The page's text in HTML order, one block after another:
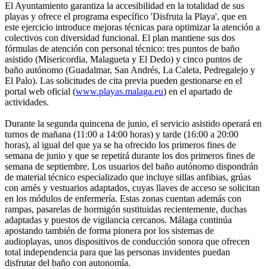
El Ayuntamiento garantiza la accesibilidad en la totalidad de sus
playas y ofrece el programa específico 'Disfruta la Playa', que en
este ejercicio introduce mejoras técnicas para optimizar la atención a
colectivos con diversidad funcional. El plan mantiene sus dos
fórmulas de atención con personal técnico: tres puntos de baño
asistido (Misericordia, Malagueta y El Dedo) y cinco puntos de
baño autónomo (Guadalmar, San Andrés, La Caleta, Pedregalejo y
El Palo). Las solicitudes de cita previa pueden gestionarse en el
portal web oficial (www.playas.malaga.eu) en el apartado de
actividades.
Durante la segunda quincena de junio, el servicio asistido operará en
turnos de mañana (11:00 a 14:00 horas) y tarde (16:00 a 20:00
horas), al igual del que ya se ha ofrecido los primeros fines de
semana de junio y que se repetirá durante los dos primeros fines de
semana de septiembre. Los usuarios del baño autónomo dispondrán
de material técnico especializado que incluye sillas anfibias, grúas
con arnés y vestuarios adaptados, cuyas llaves de acceso se solicitan
en los módulos de enfermería. Estas zonas cuentan además con
rampas, pasarelas de hormigón sustituidas recientemente, duchas
adaptadas y puestos de vigilancia cercanos. Málaga continúa
apostando también de forma pionera por los sistemas de
audioplayas, unos dispositivos de conducción sonora que ofrecen
total independencia para que las personas invidentes puedan
disfrutar del baño con autonomía.